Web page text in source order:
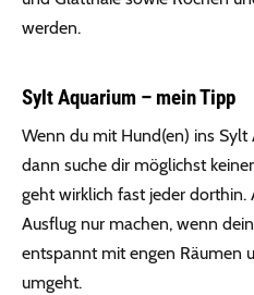
werden.
Sylt Aquarium – mein Tipp
Wenn du mit Hund(en) ins
dann suche dir möglichst
geht wirklich fast jeder
Ausflug nur machen, wenn
entspannt mit engen Räumen
umgeht.